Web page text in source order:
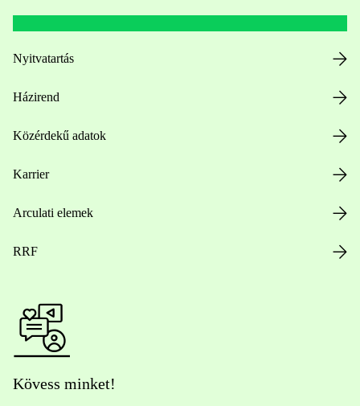
Nyitvatartás
Házirend
Közérdekű adatok
Karrier
Arculati elemek
RRF
Kövess minket!